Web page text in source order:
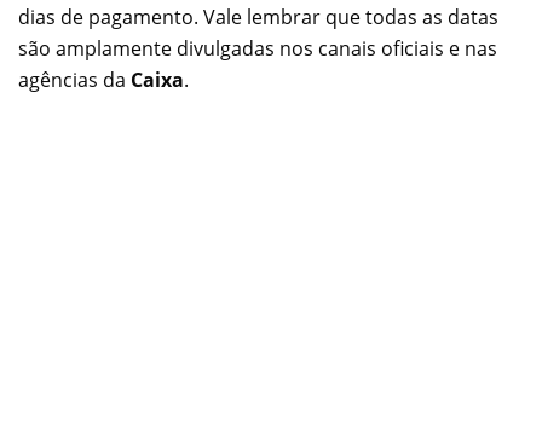
dias de pagamento. Vale lembrar que todas as datas
são amplamente divulgadas nos canais oficiais e nas
agências da Caixa.